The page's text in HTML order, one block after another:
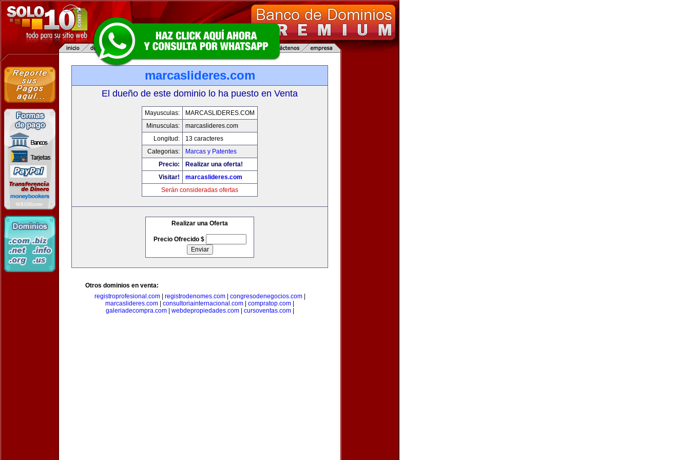
marcaslideres.com
El dueño de este dominio lo ha puesto en Venta
Mayusculas:
MARCASLIDERES.COM
Minusculas:
marcaslideres.com
Longitud:
13 caracteres
Categorias:
Marcas y Patentes
Precio:
Realizar una oferta!
Visitar!
marcaslideres.com
Serán consideradas ofertas
Realizar una Oferta
Precio Ofrecido $
Otros dominios en venta:
registroprofesional.com| registrodenomes.com| congresodenegocios.com|
marcaslideres.com
consultoriainternacional.com compratop.com
galeriadecompra.com| webdepropiedades.com| cursoventas.com|